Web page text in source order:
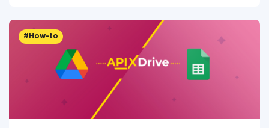
#How-to